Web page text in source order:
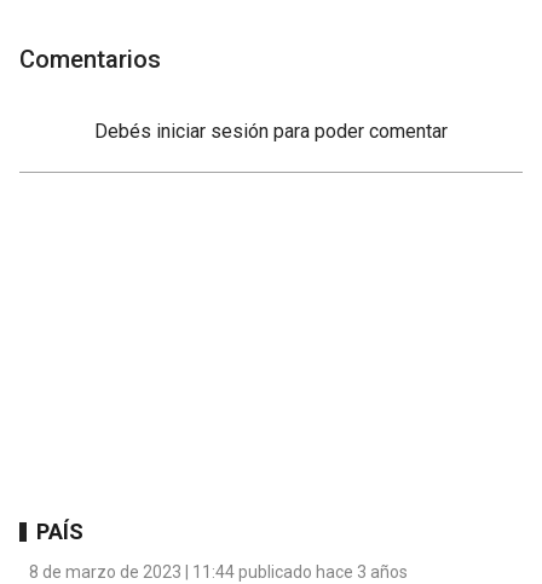
Comentarios
Debés iniciar sesión para poder comentar
PAÍS
8 de marzo de 2023 | 11:44 publicado hace 3 años